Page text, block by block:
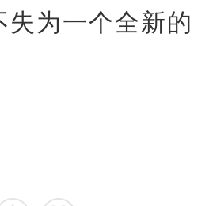
失为一个全新的